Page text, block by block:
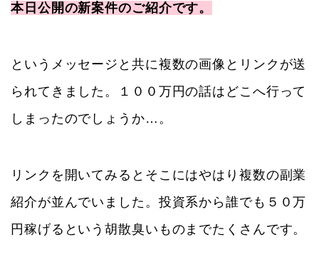
本日公開の新案件のご紹介です。
というメッセージと共に複数の画像とリンクが送
られてきました。１００万円の話はどこへ行って
しまったのでしょうか…。
リンクを開いてみるとそこにはやはり複数の副業
紹介が並んでいました。投資系から誰でも５０万
円稼げるという胡散臭いものまでたくさんです。